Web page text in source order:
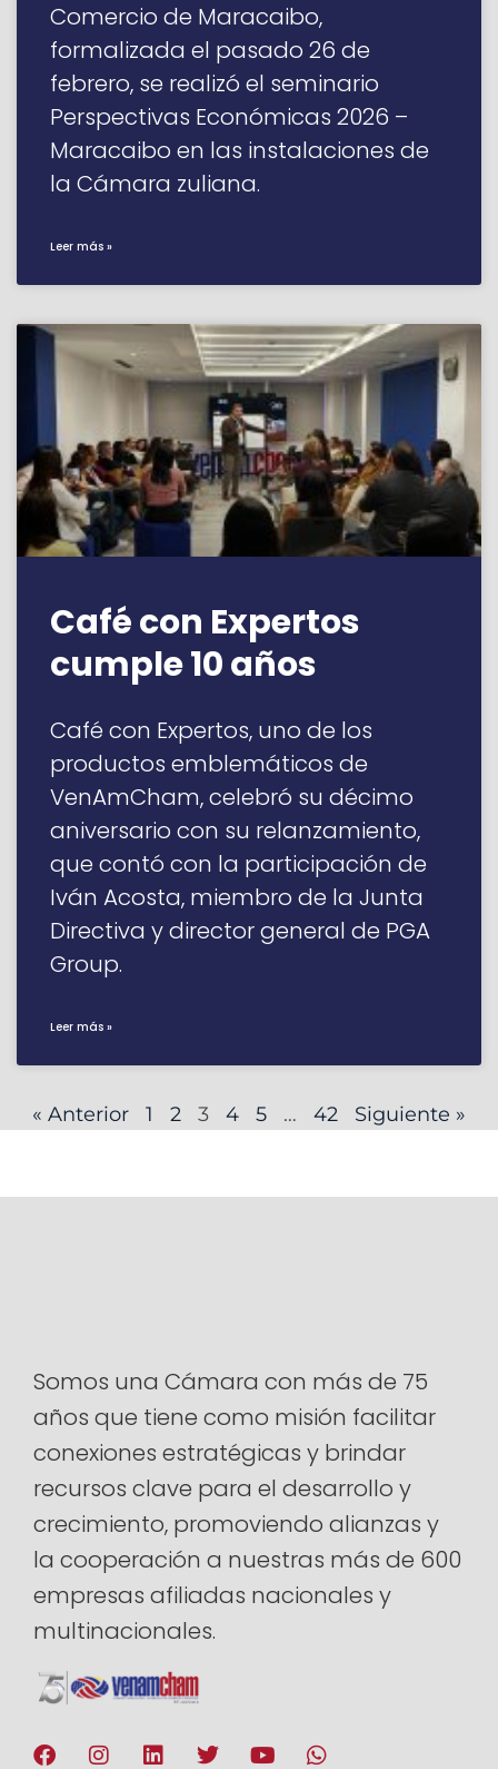
Comercio de Maracaibo,
formalizada el pasado 26 de
febrero, se realizó el seminario
Perspectivas Económicas 2026 –
Maracaibo en las instalaciones de
la Cámara zuliana.
Leer más »
Café con Expertos
cumple 10 años
Café con Expertos, uno de los
productos emblemáticos de
VenAmCham, celebró su décimo
aniversario con su relanzamiento,
que contó con la participación de
Iván Acosta, miembro de la Junta
Directiva y director general de PGA
Group.
Leer más »
« Anterior 1 2 3 4 5 … 42 Siguiente »
Somos una Cámara con más de 75
años que tiene como misión facilitar
conexiones estratégicas y brindar
recursos clave para el desarrollo y
crecimiento, promoviendo alianzas y
la cooperación a nuestras más de 600
empresas afiliadas nacionales y
multinacionales.